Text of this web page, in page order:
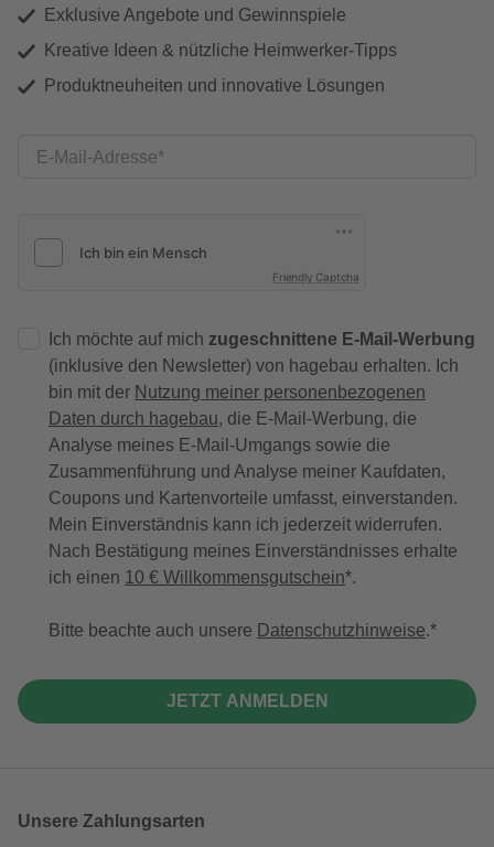
Exklusive Angebote und Gewinnspiele
Kreative Ideen & nützliche Heimwerker-Tipps
Produktneuheiten und innovative Lösungen
E-Mail-Adresse
Friendly Captcha
Ich möchte auf mich zugeschnittene E-Mail-Werbung
(inklusive den Newsletter) von hagebau erhalten. Ich
bin mit der Nutzung meiner personenbezogenen
Daten durch hagebau, die E-Mail-Werbung, die
Analyse meines E-Mail-Umgangs sowie die
Zusammenführung und Analyse meiner Kaufdaten,
Coupons und Kartenvorteile umfasst, einverstanden.
Mein Einverständnis kann ich jederzeit widerrufen.
Nach Bestätigung meines Einverständnisses erhalte
ich einen 10 € Willkommensgutschein*.
Bitte beachte auch unsere Datenschutzhinweise.
JETZT ANMELDEN
Unsere Zahlungsarten